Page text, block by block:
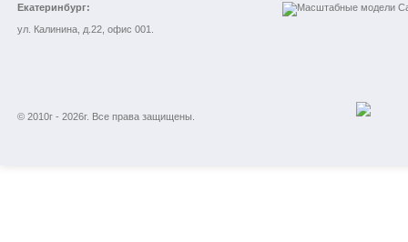
Екатеринбург:
ул. Калинина, д.22, офис 001.
© 2010г - 2026г. Все права защищены.